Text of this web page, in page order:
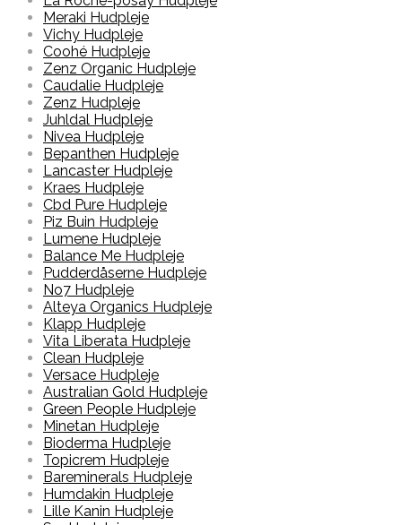
Meraki Hudpleje
Vichy Hudpleje
Coohé Hudpleje
Zenz Organic Hudpleje
Caudalie Hudpleje
Zenz Hudpleje
Juhldal Hudpleje
Nivea Hudpleje
Bepanthen Hudpleje
Lancaster Hudpleje
Kraes Hudpleje
Cbd Pure Hudpleje
Piz Buin Hudpleje
Lumene Hudpleje
Balance Me Hudpleje
Pudderdåserne Hudpleje
No7 Hudpleje
Alteya Organics Hudpleje
Klapp Hudpleje
Vita Liberata Hudpleje
Clean Hudpleje
Versace Hudpleje
Australian Gold Hudpleje
Green People Hudpleje
Minetan Hudpleje
Bioderma Hudpleje
Topicrem Hudpleje
Bareminerals Hudpleje
Humdakin Hudpleje
Lille Kanin Hudpleje